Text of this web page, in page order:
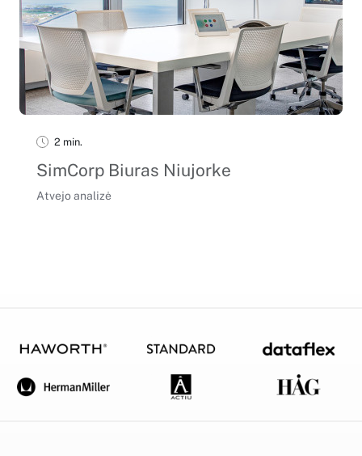
2 min.
SimCorp Biuras Niujorke
Atvejo analizė